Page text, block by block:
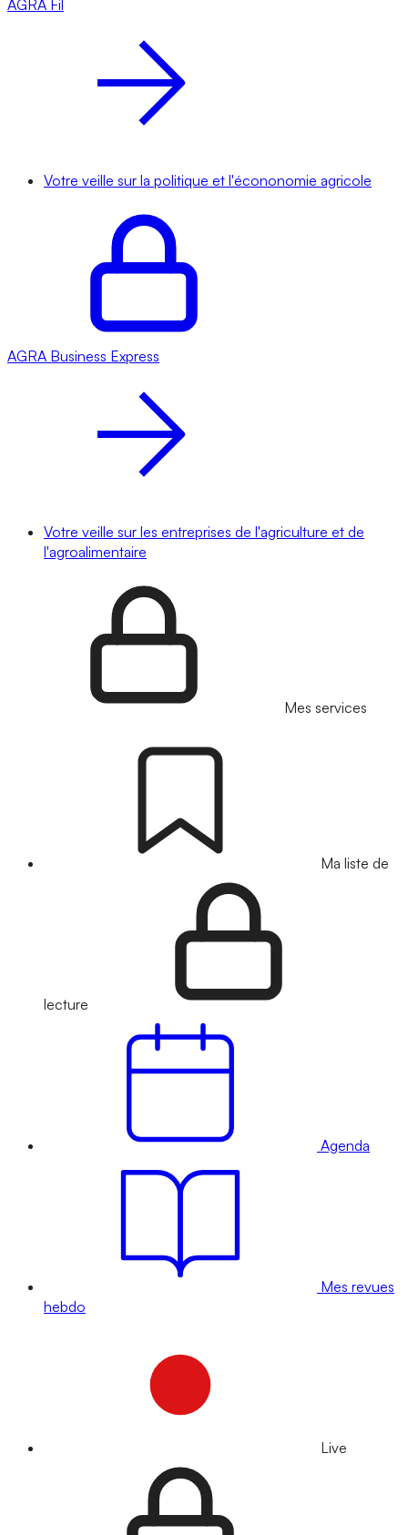
AGRA Fil
Votre veille sur la politique et l'écononomie agricole
AGRA Business Express
Votre veille sur les entreprises de l'agriculture et de
l'agroalimentaire
Mes services
Ma liste de
lecture
Agenda
Mes revues
hebdo
Live